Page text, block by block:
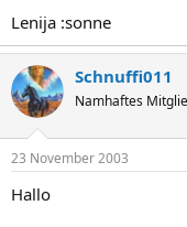
Lenija :sonne
Schnuffi011
Namhaftes
23 November 2003
Hallo